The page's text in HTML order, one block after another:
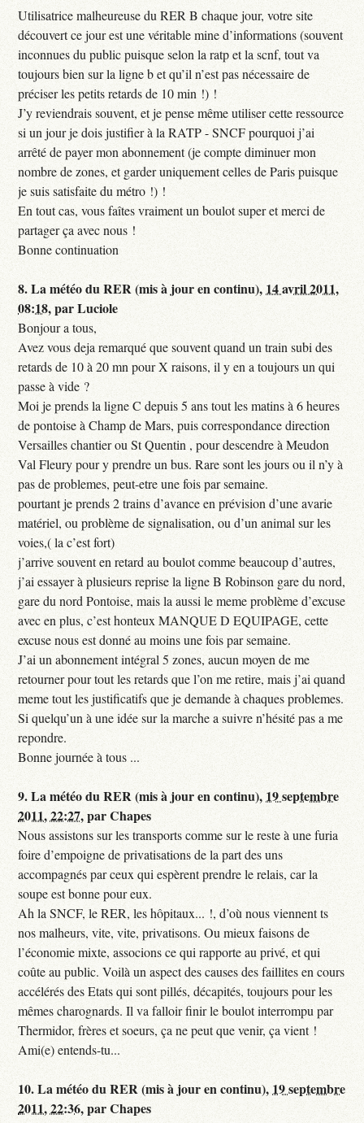
Utilisatrice malheureuse du RER B chaque jour, votre site
découvert ce jour est une véritable mine d’informations (souvent
inconnues du public puisque selon la ratp et la scnf, tout va
toujours bien sur la ligne b et qu’il n’est pas nécessaire de
préciser les petits retards de 10 min !) !
J’y reviendrais souvent, et je pense même utiliser cette ressource
si un jour je dois justifier à la RATP - SNCF pourquoi j’ai
arrêté de payer mon abonnement (je compte diminuer mon
nombre de zones, et garder uniquement celles de Paris puisque
je suis satisfaite du métro !) !
En tout cas, vous faîtes vraiment un boulot super et merci de
partager ça avec nous !
Bonne continuation
8.La météo du RER (mis à jour en continu), 14 avril 2011,
08:18,parLuciole
Bonjour a tous,
Avez vous deja remarqué que souvent quand un train subi des
retards de 10 à 20 mn pour X raisons, il y en a toujours un qui
passe à vide ?
Moi je prends la ligne C depuis 5 ans tout les matins à 6 heures
de pontoise à Champ de Mars, puis correspondance direction
Versailles chantier ou St Quentin , pour descendre à Meudon
Val Fleury pour y prendre un bus. Rare sont les jours ou il n’y à
pas de problemes, peut-etre une fois par semaine.
pourtant je prends 2 trains d’avance en prévision d’une avarie
matériel, ou problème de signalisation, ou d’un animal sur les
voies,( la c’est fort)
j’arrive souvent en retard au boulot comme beaucoup d’autres,
j’ai essayer à plusieurs reprise la ligne B Robinson gare du nord,
gare du nord Pontoise, mais la aussi le meme problème d’excuse
avec en plus, c’est honteux MANQUE D EQUIPAGE, cette
excuse nous est donné au moins une fois par semaine.
J’ai un abonnement intégral 5 zones, aucun moyen de me
retourner pour tout les retards que l’on me retire, mais j’ai quand
meme tout les justificatifs que je demande à chaques problemes.
Si quelqu’un à une idée sur la marche a suivre n’hésité pas a me
repondre.
Bonne journée à tous ...
9.La météo du RER (mis à jour en continu), 19 septembre
2011, 22:27,parChapes
Nous assistons sur les transports comme sur le reste à une furia
foire d’empoigne de privatisations de la part des uns
accompagnés par ceux qui espèrent prendre le relais, car la
soupe est bonne pour eux.
Ah la SNCF, le RER, les hôpitaux... !, d’où nous viennent ts
nos malheurs, vite, vite, privatisons. Ou mieux faisons de
l’économie mixte, associons ce qui rapporte au privé, et qui
coûte au public. Voilà un aspect des causes des faillites en cours
accélérés des Etats qui sont pillés, décapités, toujours pour les
mêmes charognards. Il va falloir finir le boulot interrompu par
Thermidor, frères et soeurs, ça ne peut que venir, ça vient !
Ami(e) entends-tu...
10.La météo du RER (mis à jour en continu), 19 septembre
2011, 22:36,parChapes